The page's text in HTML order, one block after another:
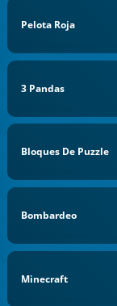
Pelota Roja
3 Pandas
Bloques De Puzzle
Bombardeo
Minecraft